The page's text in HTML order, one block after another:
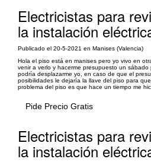
Electricistas para
la instalación
Publicado el 20-5-2021 en Manises (Valencia)
Hola el piso está en manises pero yo vivo en
venir a verlo y hacerme presupuesto un
podría desplazarme yo, en caso de que el
posibilidades le dejaría la llave del piso para
problema del piso es que hace un tiempo me
Pide Precio Gratis
Electricistas para
la instalación